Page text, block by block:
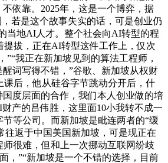
依靠。2025年，这是一个博弈，据
若是这个故事失实的话，可是创业仍
当地AI人才。整个社会向AI转型的程
拔，正在AI转型这件工作上，仅次
我正在新加坡见到的算法工程师，
词写得不错，”谷歌、新加坡从权财
后，他从硅谷字节跳动分开后，什
度层面的合作，我们本人创业做的培
产的吕伟胜，这里面10小我转不成一
等公司。而新加坡是毗连两者的“缓
往返于中国美国新加坡，可是现正在
很难，但和上一次挪动互联网纷歧
，”“新加坡是一个不错的选择，目前